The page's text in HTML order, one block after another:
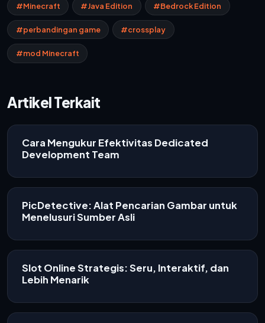
#Minecraft #Java Edition #Bedrock Edition
#perbandingan game #crossplay
#mod Minecraft
Artikel Terkait
Cara Mengukur Efektivitas Dedicated
Development Team
PicDetective: Alat Pencarian Gambar untuk
Menelusuri Sumber Asli
Slot Online Strategis: Seru, Interaktif, dan
Lebih Menarik